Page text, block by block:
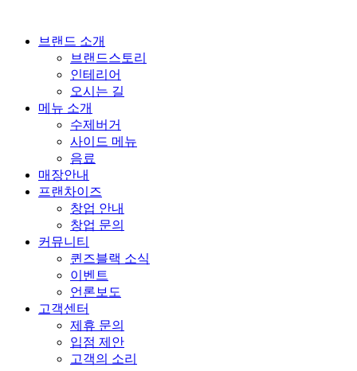
브랜드 소개
브랜드스토리
인테리어
오시는 길
메뉴 소개
수제버거
사이드 메뉴
음료
매장안내
프랜차이즈
창업 안내
창업 문의
커뮤니티
퀸즈블랙 소식
이벤트
언론보도
고객센터
제휴 문의
입점 제안
고객의 소리